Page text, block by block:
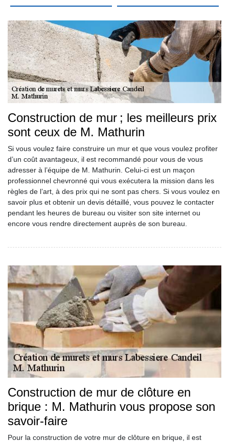
Construction de mur ; les meilleurs prix
sont ceux de M. Mathurin
Si vous voulez faire construire un mur et que vous voulez profiter
d’un coût avantageux, il est recommandé pour vous de vous
adresser à l’équipe de M. Mathurin. Celui-ci est un maçon
professionnel chevronné qui vous exécutera la mission dans les
règles de l’art, à des prix qui ne sont pas chers. Si vous voulez en
savoir plus et obtenir un devis détaillé, vous pouvez le contacter
pendant les heures de bureau ou visiter son site internet ou
encore vous rendre directement auprès de son bureau.
Construction de mur de clôture en
brique : M. Mathurin vous propose son
savoir-faire
Pour la construction de votre mur de clôture en brique, il est